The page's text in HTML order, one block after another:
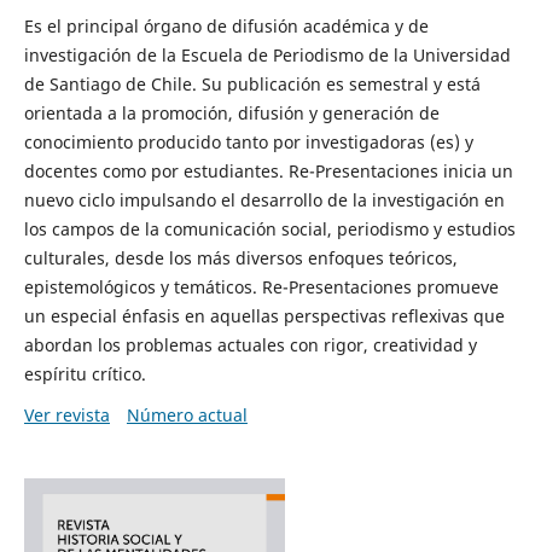
Es el principal órgano de difusión académica y de
investigación de la Escuela de Periodismo de la Universidad
de Santiago de Chile. Su publicación es semestral y está
orientada a la promoción, difusión y generación de
conocimiento producido tanto por investigadoras (es) y
docentes como por estudiantes. Re-Presentaciones inicia un
nuevo ciclo impulsando el desarrollo de la investigación en
los campos de la comunicación social, periodismo y estudios
culturales, desde los más diversos enfoques teóricos,
epistemológicos y temáticos. Re-Presentaciones promueve
un especial énfasis en aquellas perspectivas reflexivas que
abordan los problemas actuales con rigor, creatividad y
espíritu crítico.
Ver revista
Número actual